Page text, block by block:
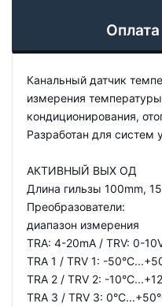
Канальный датчик
измерения
кондиционирования,
Разработан для систем
АКТИВНЫЙ ВЫХ ОД
Длина гильзы 100mm,
Преобразователи:
диапазон измерения
TRA: 4-20mA / TRV: 0-
TRA 1 / TRV 1: -
TRA 2 / TRV 2: -
TRA 3 / TRV 3: